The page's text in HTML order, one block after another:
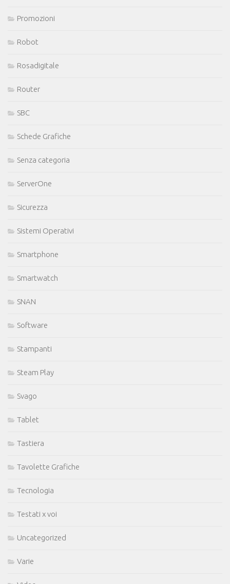
Promozioni
Robot
Rosadigitale
Router
SBC
Schede Grafiche
Senza categoria
ServerOne
Sicurezza
Sistemi Operativi
Smartphone
Smartwatch
SNAN
Software
Stampanti
Steam Play
Svago
Tablet
Tastiera
Tavolette Grafiche
Tecnologia
Testati x voi
Uncategorized
Varie